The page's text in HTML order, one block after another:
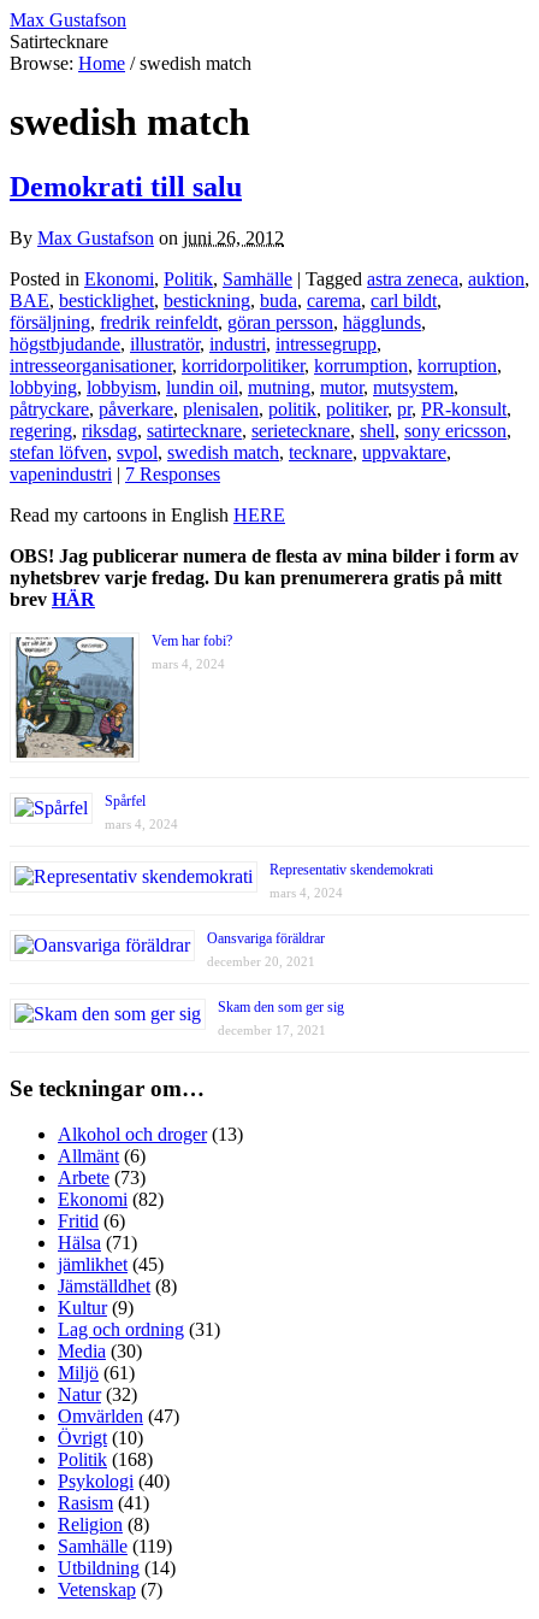
Max Gustafson
Satirtecknare
Browse: Home / swedish match
swedish match
Demokrati till salu
By Max Gustafson on juni 26, 2012
Posted in Ekonomi, Politik, Samhälle | Tagged astra zeneca, auktion,
BAE, besticklighet, bestickning, buda, carema, carl bildt,
försäljning, fredrik reinfeldt, göran persson, hägglunds,
högstbjudande, illustratör, industri, intressegrupp,
intresseorganisationer, korridorpolitiker, korrumption, korruption,
lobbying, lobbyism, lundin oil, mutning, mutor, mutsystem,
påtryckare, påverkare, plenisalen, politik, politiker, pr, PR-konsult,
regering, riksdag, satirtecknare, serietecknare, shell, sony ericsson,
stefan löfven, svpol, swedish match, tecknare, uppvaktare,
vapenindustri | 7 Responses
Read my cartoons in English HERE
OBS! Jag publicerar numera de flesta av mina bilder i form av
nyhetsbrev varje fredag. Du kan prenumerera gratis på mitt
brev HÄR
Vem har fobi?
mars 4, 2024
Spårfel
mars 4, 2024
Representativ skendemokrati
mars 4, 2024
Oansvariga föräldrar
december 20, 2021
Skam den som ger sig
december 17, 2021
Se teckningar om…
Alkohol och droger(13)
Allmänt (6)
Arbete (73)
Ekonomi (82)
Fritid (6)
Hälsa (71)
jämlikhet (45)
Jämställdhet (8)
Kultur(9)
Lag och ordning (31)
Media (30)
Miljö (61)
Natur(32)
Omvärlden (47)
Övrigt (10)
Politik (168)
Psykologi (40)
Rasism (41)
Religion (8)
Samhälle (119)
Utbildning (14)
Vetenskap (7)